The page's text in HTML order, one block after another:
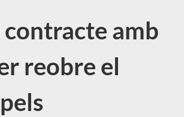
contracte amb
reobre el